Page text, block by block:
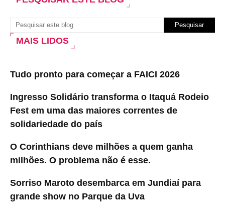
MAIS LIDOS
Tudo pronto para começar a FAICI 2026
Ingresso Solidário transforma o Itaquá Rodeio
Fest em uma das maiores correntes de
solidariedade do país
O Corinthians deve milhões a quem ganha
milhões. O problema não é esse.
Sorriso Maroto desembarca em Jundiaí para
grande show no Parque da Uva